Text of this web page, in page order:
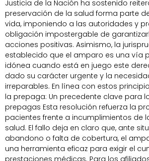
Justicia de la Nación ha sostenido
preservación de la salud forma parte
vida, imponiendo a las autoridades y
obligación impostergable de
acciones positivas. Asimismo, la
establecido que el amparo es una vía
idónea cuando está en juego este
dado su carácter urgente y la
irreparables. En línea con estos
la prepaga: Un precedente clave para
prepagas Esta resolución refuerza la
pacientes frente a incumplimientos de
salud. El fallo deja en claro que, ante
abandono o falta de cobertura, el
una herramienta eficaz para exigir el